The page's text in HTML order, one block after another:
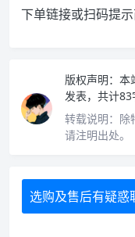
下单链接或扫码提示
版权声明： 本
发表，共计83
转载说明： 除
请注明出处。
选购及售后有疑惑